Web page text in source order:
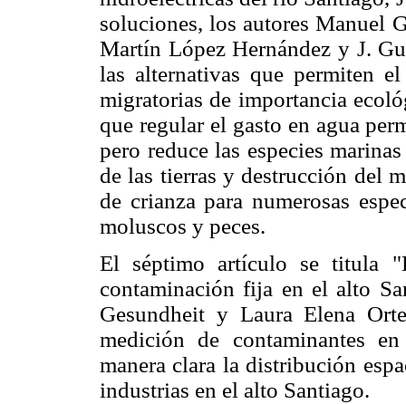
soluciones, los autores Manuel
Martín López Hernández y J.
las alternativas que permiten
migratorias de importancia
que regular el gasto en agua
pero reduce las especies
de las tierras y destrucción del
de crianza para numerosas
moluscos y peces.
El séptimo artículo se titula
contaminación fija en el alto
Gesundheit y Laura Elena
medición de contaminantes
manera clara la distribución
industrias en el alto Santiago.